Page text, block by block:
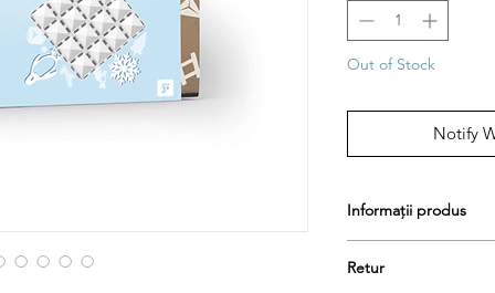
Out of Stock
Notify
Informații produs
2x placă transparentă
Retur